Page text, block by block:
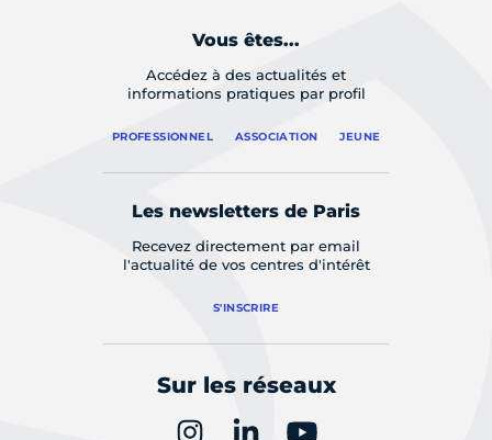
Vous êtes...
Accédez à des actualités et
informations pratiques par profil
PROFESSIONNEL ASSOCIATION JEUNE
Les newsletters de Paris
Recevez directement par email
l'actualité de vos centres d'intérêt
S'INSCRIRE
Sur les réseaux